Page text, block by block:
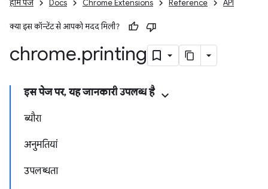
होम पेज Docs Chrome Extensions Reference API
क्या इस कॉन्टेंट से आपको मदद मिली?
chrome.printing
इस पेज पर, यह जानकारी उपलब्ध है
ब्यौरा
अनुमतियां
उपलब्धता